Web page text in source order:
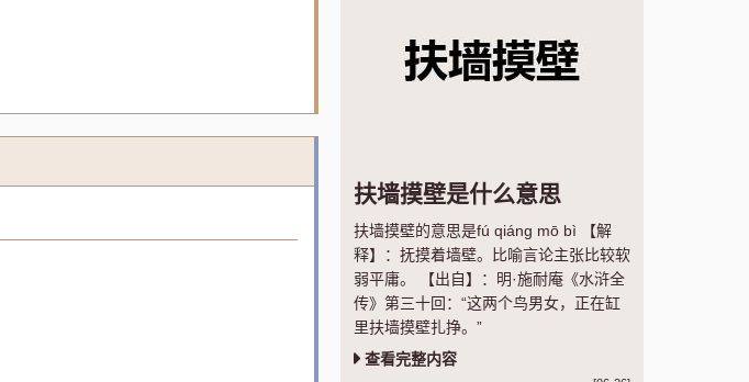
扶墙摸壁是什么意思
扶墙摸壁的意思是fú qiáng mō bì 【解
释】：抚摸着墙壁。比喻言论主张比较软
弱平庸。 【出自】：明·施耐庵《水浒全
传》第三十回：“这两个鸟男女，正在缸
里扶墙摸壁扎挣。”
查看完整内容